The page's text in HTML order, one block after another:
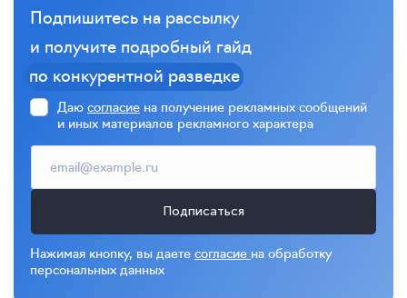
Подпишитесь на рассылку
и получите подробный гайд
по конкурентной разведке
Даю согласие на получение рекламных сообщений
и иных материалов рекламного характера
Подписаться
Нажимая кнопку, вы даете согласие на обработку
персональных данных